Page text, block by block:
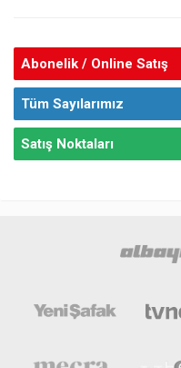
Abonelik / Online Satış
Tüm Sayılarımız
Satış Noktaları